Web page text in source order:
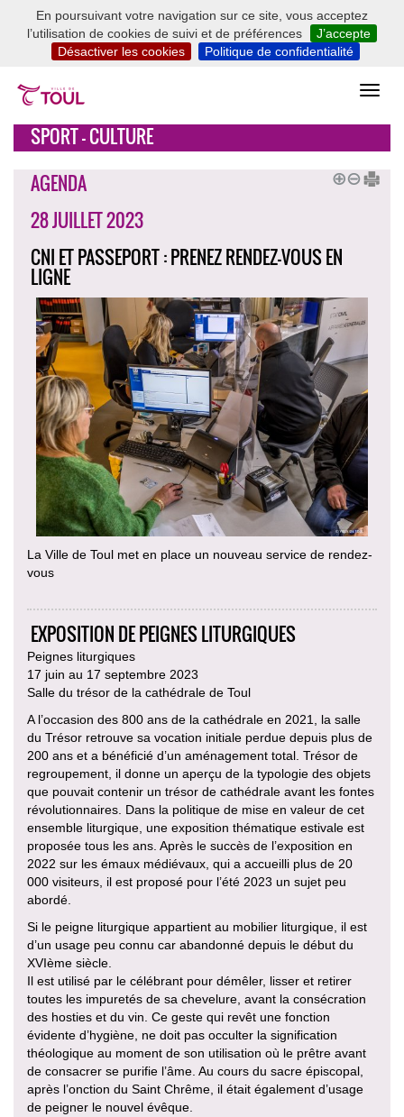
En poursuivant votre navigation sur ce site, vous acceptez
l’utilisation de cookies de suivi et de préférences
J’accepte
Désactiver les cookies
Politique de confidentialité
SPORT - CULTURE
AGENDA
28 JUILLET 2023
CNI ET PASSEPORT : PRENEZ RENDEZ-VOUS EN
LIGNE
La Ville de Toul met en place un nouveau service de rendez-
vous
EXPOSITION DE PEIGNES LITURGIQUES
Peignes liturgiques
17 juin au 17 septembre 2023
Salle du trésor de la cathédrale de Toul
A l’occasion des 800 ans de la cathédrale en 2021, la salle
du Trésor retrouve sa vocation initiale perdue depuis plus de
200 ans et a bénéficié d’un aménagement total. Trésor de
regroupement, il donne un aperçu de la typologie des objets
que pouvait contenir un trésor de cathédrale avant les fontes
révolutionnaires. Dans la politique de mise en valeur de cet
ensemble liturgique, une exposition thématique estivale est
proposée tous les ans. Après le succès de l’exposition en
2022 sur les émaux médiévaux, qui a accueilli plus de 20
000 visiteurs, il est proposé pour l’été 2023 un sujet peu
abordé.
Si le peigne liturgique appartient au mobilier liturgique, il est
d’un usage peu connu car abandonné depuis le début du
XVIème siècle.
Il est utilisé par le célébrant pour démêler, lisser et retirer
toutes les impuretés de sa chevelure, avant la consécration
des hosties et du vin. Ce geste qui revêt une fonction
évidente d’hygiène, ne doit pas occulter la signification
théologique au moment de son utilisation où le prêtre avant
de consacrer se purifie l’âme. Au cours du sacre épiscopal,
après l’onction du Saint Chrême, il était également d’usage
de peigner le nouvel évêque.